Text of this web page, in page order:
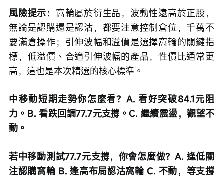
風險提示： 窩輪屬於衍生品，波動性遠高於正股，
無論是認購還是認沽，都要注意控制倉位，千萬不
要滿倉操作；引伸波幅和溢價是選擇窩輪的關鍵指
標，低溢價、合適引伸波幅的產品，性價比通常更
高，這也是本次精選的核心標準。
中移動短期走勢你怎麼看？A. 看好突破84.1元阻
力。B. 看跌回調77.7元支撐。C. 繼續震盪，觀望不
動。
若中移動測試77.7元支撐，你會怎麼做？A. 逢低關
注認購窩輪 B. 逢高布局認沽窩輪 C. 不動，等支撐